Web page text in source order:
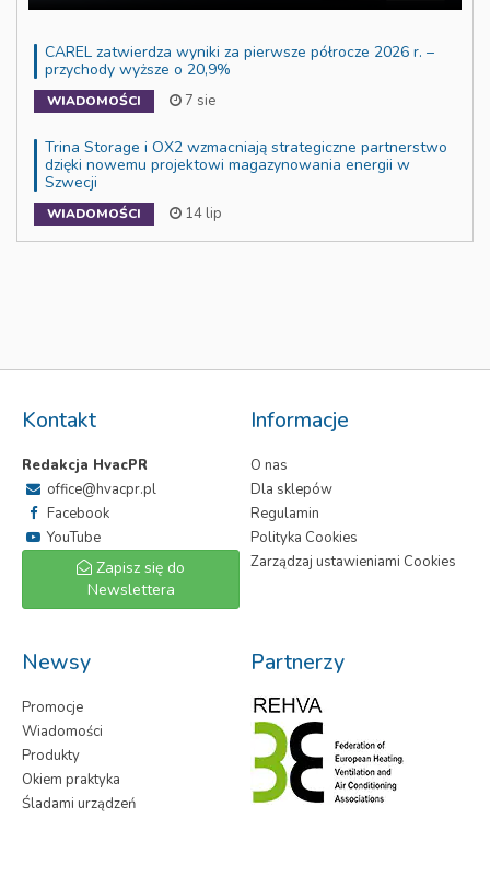
CAREL zatwierdza wyniki za pierwsze półrocze 2026 r. –
przychody wyższe o 20,9%
WIADOMOŚCI 7 sie
Trina Storage i OX2 wzmacniają strategiczne partnerstwo
dzięki nowemu projektowi magazynowania energii w
Szwecji
WIADOMOŚCI 14 lip
Kontakt
Redakcja HvacPR
office@hvacpr.pl
Facebook
YouTube
Zapisz się do
Newslettera
Informacje
O nas
Dla sklepów
Regulamin
Polityka Cookies
Zarządzaj ustawieniami Cookies
Newsy
Promocje
Wiadomości
Produkty
Okiem praktyka
Śladami urządzeń
Partnerzy